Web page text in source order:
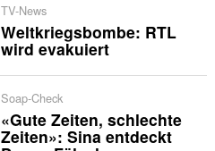
TV-News
Weltkriegsbombe: RTL
wird evakuiert
Soap-Check
«Gute Zeiten, schlechte
Zeiten»: Sina entdeckt